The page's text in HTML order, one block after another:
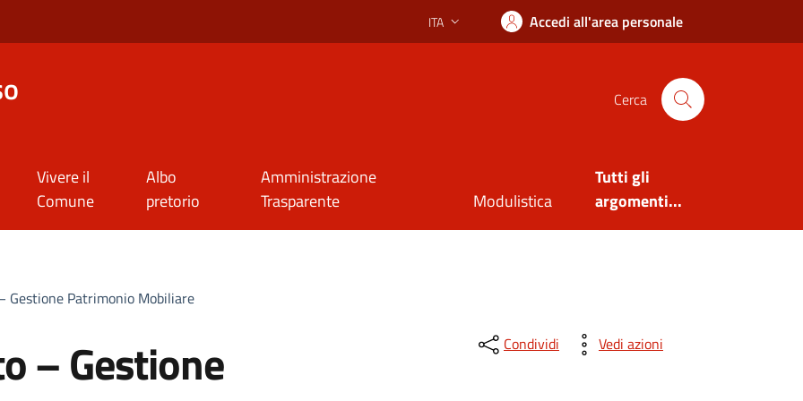
Lingua attiva:
ITA Accedi all'area personale
Cerca
Vivere il
Comune
Albo
pretorio
Amministrazione
Trasparente
Modulistica
Tutti gli
argomenti...
Gestione Patrimonio Mobiliare
– Gestione
Condividi Vedi azioni